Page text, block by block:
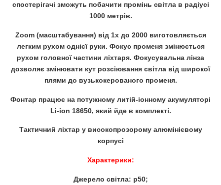
спостерігачі зможуть побачити промінь світла в радіусі
1000 метрів.
Zoom (масштабування) від 1х до 2000 виготовляється
легким рухом однієї руки. Фокус променя змінюється
рухом головної частини ліхтаря. Фокусувальна лінза
дозволяє змінювати кут розсіювання світла від широкої
плями до вузькокерованого променя.
Фонтар працює на потужному литій-іонному акумуляторі
Li-ion 18650, який йде в комплекті.
Тактичний ліхтар у високопрозорому алюмінієвому
корпусі
Характерики:
Джерело світла: p50;